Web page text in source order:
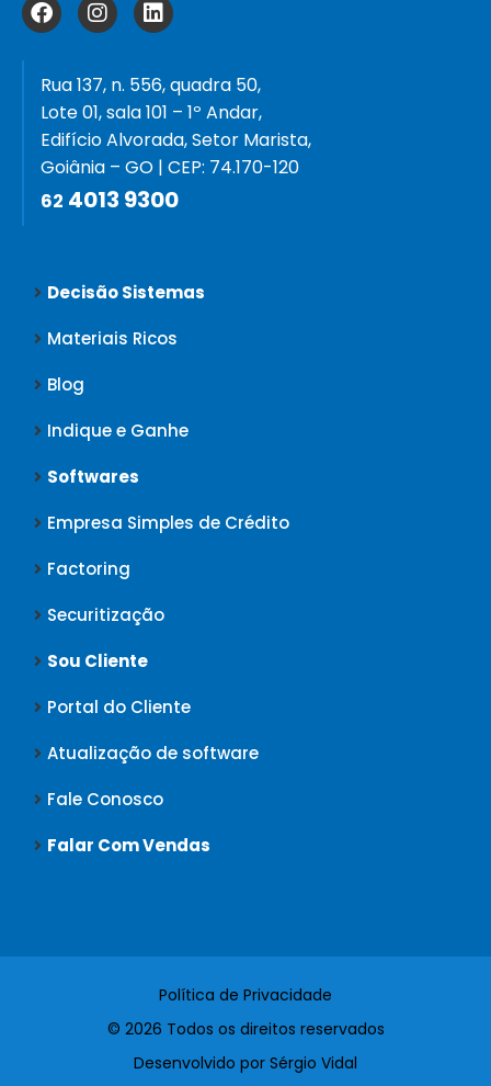
Rua 137, n. 556, quadra 50,
Lote 01, sala 101 – 1º Andar,
Edifício Alvorada, Setor Marista,
Goiânia – GO | CEP: 74.170-120
62 4013 9300
Decisão Sistemas
Materiais Ricos
Blog
Indique e Ganhe
Softwares
Empresa Simples de Crédito
Factoring
Securitização
Sou Cliente
Portal do Cliente
Atualização de software
Fale Conosco
Falar Com Vendas
Política de Privacidade
© 2026 Todos os direitos reservados
Desenvolvido por Sérgio Vidal